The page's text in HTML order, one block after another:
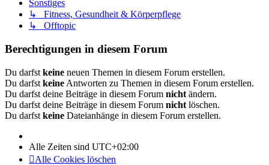
Sonstiges
↳ Fitness, Gesundheit & Körperpflege
↳ Offtopic
Berechtigungen in diesem Forum
Du darfst keine neuen Themen in diesem Forum erstellen.
Du darfst keine Antworten zu Themen in diesem Forum erstellen.
Du darfst deine Beiträge in diesem Forum nicht ändern.
Du darfst deine Beiträge in diesem Forum nicht löschen.
Du darfst keine Dateianhänge in diesem Forum erstellen.
Alle Zeiten sind UTC+02:00
Alle Cookies löschen